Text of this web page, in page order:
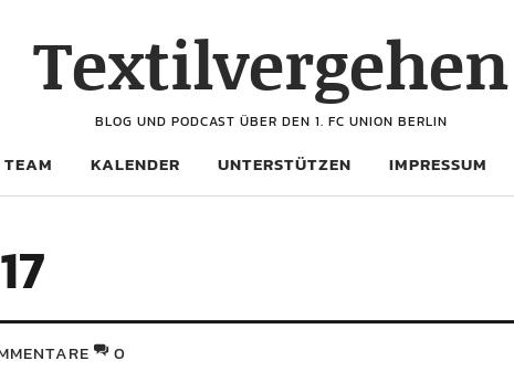
Textilvergehen
BLOG UND PODCAST ÜBER DEN 1. FC UNION BERLIN
TEAM KALENDER UNTERSTÜTZEN IMPRESSUM
0